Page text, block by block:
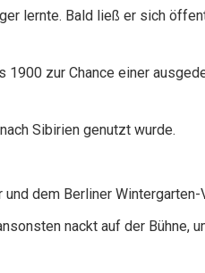
lernte. Bald ließ er sich
1900 zur Chance einer
Sibirien genutzt wurde.
dem Berliner Wintergarten-
nackt auf der Bühne,